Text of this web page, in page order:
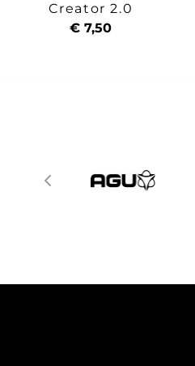
Creator 2.0
€ 7,50